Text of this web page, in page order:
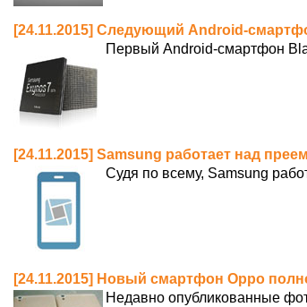
[24.11.2015] Следующий Android-
Первый Android-смартфон
[24.11.2015] Samsung работает над
Судя по всему, Samsung
[24.11.2015] Новый смартфон Oppo
Недавно опубликованные